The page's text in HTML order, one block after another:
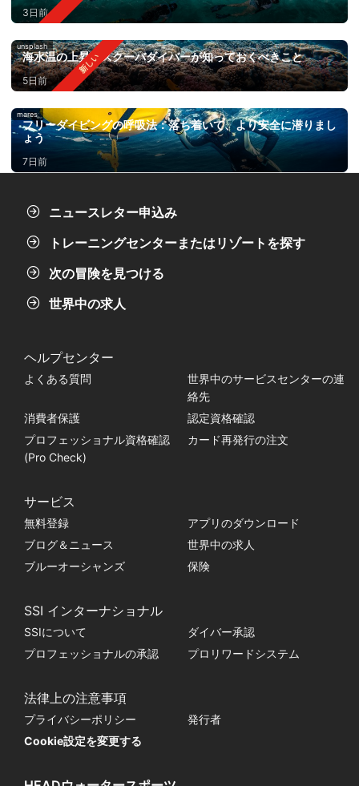
3日前
unsplash
海水温の上昇：スクーバダイバーが知っておくべきこと
5日前
mares
フリーダイビングの呼吸法：落ち着いて、より安全に潜りまし
ょう
7日前
ニュースレター申込み
トレーニングセンターまたはリゾートを探す
次の冒険を見つける
世界中の求人
ヘルプセンター
よくある質問
世界中のサービスセンターの連
絡先
消費者保護
認定資格確認
プロフェッショナル資格確認
(Pro Check)
カード再発行の注文
サービス
無料登録
アプリのダウンロード
ブログ＆ニュース
世界中の求人
ブルーオーシャンズ
保険
SSI インターナショナル
SSIについて
ダイバー承認
プロフェッショナルの承認
プロリワードシステム
法律上の注意事項
プライバシーポリシー
発行者
Cookie設定を変更する